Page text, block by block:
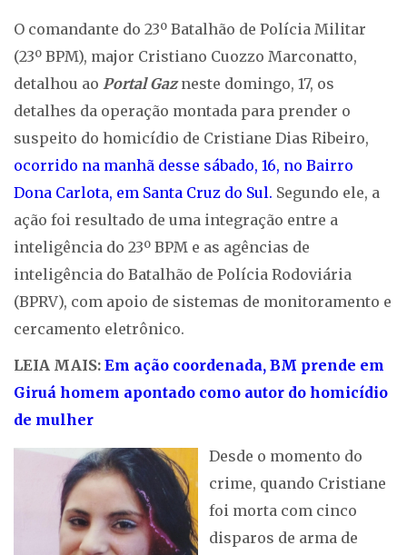
O comandante do 23º Batalhão de Polícia Militar
(23º BPM), major Cristiano Cuozzo Marconatto,
detalhou ao Portal Gazneste domingo, 17, os
detalhes da operação montada para prender o
suspeito do homicídio de Cristiane Dias Ribeiro,
ocorrido na manhã desse sábado, 16, no Bairro
Dona Carlota, em Santa Cruz do Sul. Segundo ele, a
ação foi resultado de uma integração entre a
inteligência do 23º BPM e as agências de
inteligência do Batalhão de Polícia Rodoviária
(BPRV), com apoio de sistemas de monitoramento e
cercamento eletrônico.
LEIA MAIS: Em ação coordenada, BM prende em
Giruá homem apontado como autor do homicídio
de mulher
Desde o momento do
crime, quando Cristiane
foi morta com cinco
disparos de arma de